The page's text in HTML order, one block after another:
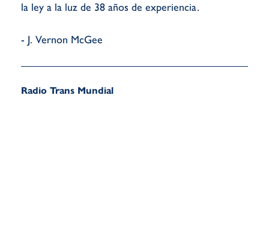
la ley a la luz de 38 años de experiencia.
- J. Vernon McGee
Radio Trans Mundial